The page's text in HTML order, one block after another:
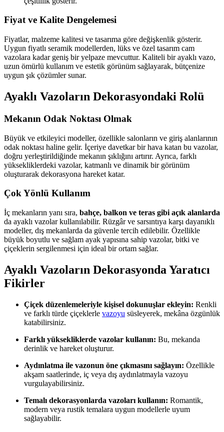
Fiyat ve Kalite Dengelemesi
Fiyatlar, malzeme kalitesi ve tasarıma göre değişkenlik gösterir.
Uygun fiyatlı seramik modellerden, lüks ve özel tasarım cam
vazolara kadar geniş bir yelpaze mevcuttur. Kaliteli bir ayaklı vazo,
uzun ömürlü kullanım ve estetik görünüm sağlayarak, bütçenize
uygun şık çözümler sunar.
Ayaklı Vazoların Dekorasyondaki Rolü
Mekanın Odak Noktası Olmak
Büyük ve etkileyici modeller, özellikle salonların ve giriş alanlarının
odak noktası haline gelir. İçeriye davetkar bir hava katan bu vazolar,
doğru yerleştirildiğinde mekanın şıklığını artırır. Ayrıca, farklı
yüksekliklerdeki vazolar, katmanlı ve dinamik bir görünüm
oluşturarak dekorasyona hareket katar.
Çok Yönlü Kullanım
İç mekanların yanı sıra, bahçe, balkon ve teras gibi açık alanlarda
da ayaklı vazolar kullanılabilir. Rüzgâr ve sarsıntıya karşı dayanıklı
modeller, dış mekanlarda da güvenle tercih edilebilir. Özellikle
büyük boyutlu ve sağlam ayak yapısına sahip vazolar, bitki ve
çiçeklerin sergilenmesi için ideal bir ortam sağlar.
Ayaklı Vazoların Dekorasyonda Yaratıcı
Fikirler
Çiçek düzenlemeleriyle kişisel dokunuşlar ekleyin: Renkli
ve farklı türde çiçeklerle vazoyu süsleyerek, mekâna özgünlük
katabilirsiniz.
Farklı yüksekliklerde vazolar kullanın: Bu, mekanda
derinlik ve hareket oluşturur.
Aydınlatma ile vazonun öne çıkmasını sağlayın: Özellikle
akşam saatlerinde, iç veya dış aydınlatmayla vazoyu
vurgulayabilirsiniz.
Temalı dekorasyonlarda vazoları kullanın: Romantik,
modern veya rustik temalara uygun modellerle uyum
sağlayabilir.